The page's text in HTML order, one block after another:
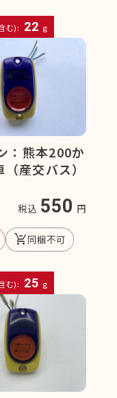
む): 22 g
：熊本200か
産交バス）
税込 550 円
remove_shopping_cart同梱不可
む): 25 g